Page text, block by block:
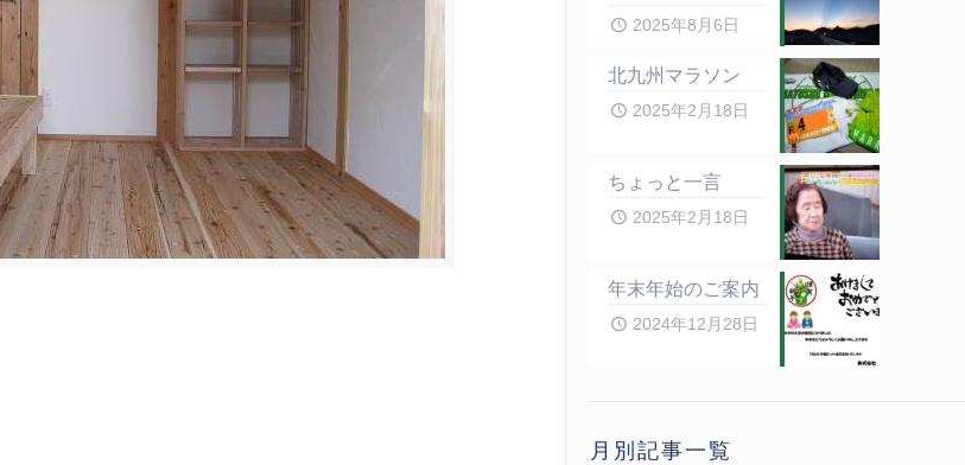
2025年8月6日
北九州マラソン
2025年2月18日
ちょっと一言
2025年2月18日
年末年始のご案内
2024年12月28日
月別記事一覧